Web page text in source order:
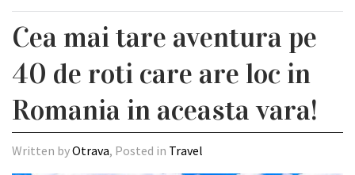
Cea mai tare aventura pe
40 de roti care are loc in
Romania in aceasta vara!
Written byOtrava, Posted in Travel